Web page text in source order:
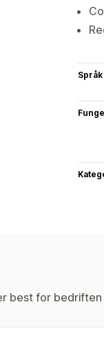
Språk
best for bedriften